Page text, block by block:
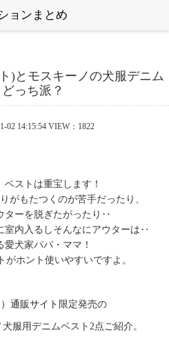
ョンまとめ
)とモスキーノの犬服デニム
っち派？
02 14:15:54 VIEW：1822
ベストは重宝します！
がもたつくのが苦手だったり、
ターを脱ぎたがったり‥
室内入るしそんなにアウターは‥
愛犬家パパ・ママ！
がホント使いやすいですよ。
通販サイト 限定発売の
服用デニムベスト2点ご紹介。